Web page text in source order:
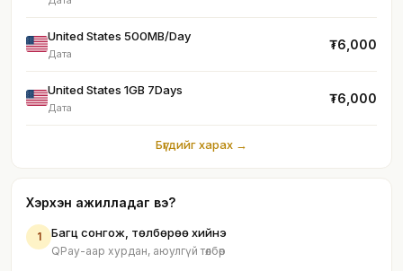
United States 500MB/Day
Дата
₮6,000
United States 1GB 7Days
Дата
₮6,000
Бүгдийг харах →
Хэрхэн ажилладаг вэ?
1 Багц сонгож, төлбөрөө хийнэ
QPay-аар хурдан, аюулгүй төлбөр